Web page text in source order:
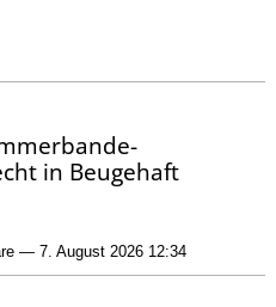
in Beugehaft
— 7. August 2026 12:34